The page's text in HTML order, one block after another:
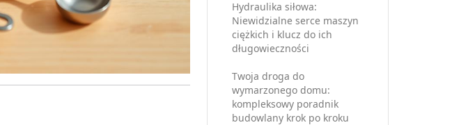
Hydraulika siłowa:
Niewidzialne serce maszyn
ciężkich i klucz do ich
długowieczności
Twoja droga do
wymarzonego domu:
kompleksowy poradnik
budowlany krok po kroku